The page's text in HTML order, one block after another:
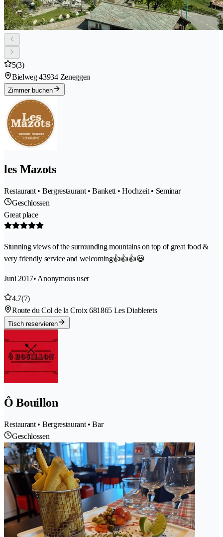
5(3)
Bielweg 43934 Zeneggen
Zimmer buchen
les Mazots
Restaurant • Bergrestaurant • Bankett • Hochzeit • Seminar
Geschlossen
Great place
Stunning views of the surrounding mountains on top of great food &
very friendly service and welcoming👍👍👍😃
Juni 2017• Anonymous user
4.7(7)
Route du Col de la Croix 681865 Les Diablerets
Tisch reservieren
Ô Bouillon
Restaurant • Bergrestaurant • Bar
Geschlossen